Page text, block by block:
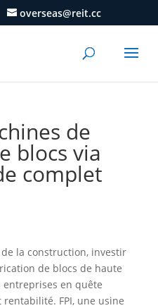
overseas@reit.cc
de
blocs via
complet
la construction, investir
de blocs de haute
en quête
FPI, une usine